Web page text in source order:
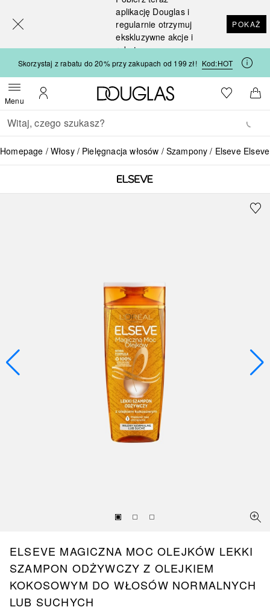
aplikację Douglas i
regularnie otrzymuj
ekskluzywne akcje i
rabaty
POKAŻ
Skorzystaj z rabatu do 20% przy zakupach od 199 zł! Kod:HOT
MenuOtwórz menuMoje konto
Strona główna Douglas
Do listyDo
Wracać
Wykonaj wyszukiwanie
Homepage Włosy Pielęgnacja włosów Szampony Elseve
ELSEVE MAGICZNA MOC OLEJKÓW LEKKI
SZAMPON ODŻYWCZY Z OLEJKIEM
KOKOSOWYM DO WŁOSÓW NORMALNYCH
LUB SUCHYCH
[navigation.slideout.screenreader]